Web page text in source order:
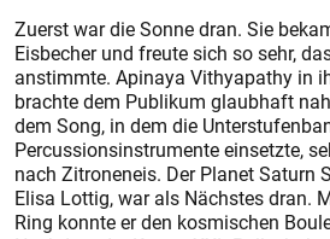
Zuerst war die Sonne dran. Sie
Eisbecher und freute sich so sehr,
anstimmte. Apinaya Vithyapathy in
brachte dem Publikum glaubhaft
dem Song, in dem die
Percussionsinstrumente einsetzte,
nach Zitroneneis. Der Planet Saturn
Elisa Lottig, war als Nächstes dran.
Ring konnte er den kosmischen